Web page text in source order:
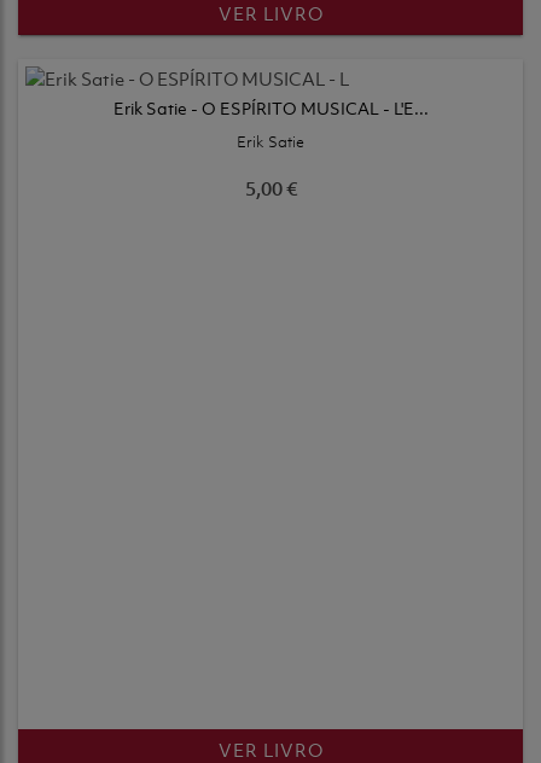
VER LIVRO
Erik Satie - O ESPÍRITO MUSICAL - L'E...
Erik Satie
5,00 €
VER LIVRO